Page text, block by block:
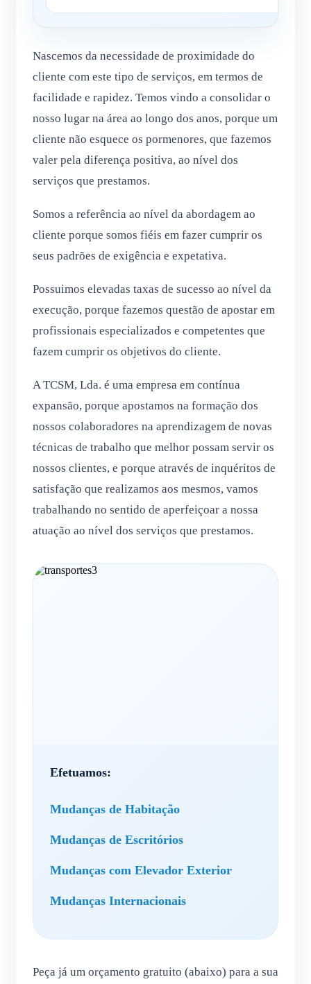
Nascemos da necessidade de proximidade do
cliente com este tipo de serviços, em termos de
facilidade e rapidez. Temos vindo a consolidar o
nosso lugar na área ao longo dos anos, porque um
cliente não esquece os pormenores, que fazemos
valer pela diferença positiva, ao nível dos
serviços que prestamos.
Somos a referência ao nível da abordagem ao
cliente porque somos fiéis em fazer cumprir os
seus padrões de exigência e expetativa.
Possuimos elevadas taxas de sucesso ao nível da
execução, porque fazemos questão de apostar em
profissionais especializados e competentes que
fazem cumprir os objetivos do cliente.
A TCSM, Lda. é uma empresa em contínua
expansão, porque apostamos na formação dos
nossos colaboradores na aprendizagem de novas
técnicas de trabalho que melhor possam servir os
nossos clientes, e porque através de inquéritos de
satisfação que realizamos aos mesmos, vamos
trabalhando no sentido de aperfeiçoar a nossa
atuação ao nível dos serviços que prestamos.
Efetuamos:
Mudanças de Habitação
Mudanças de Escritórios
Mudanças com Elevador Exterior
Mudanças Internacionais
Peça já um orçamento gratuito (abaixo) para a sua